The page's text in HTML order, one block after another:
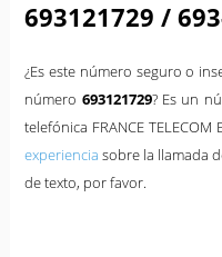
693121729 /
¿Es este número seguro o
número 693121729? Es un
telefónica FRANCE
experiencia sobre la llamada
de texto, por favor.